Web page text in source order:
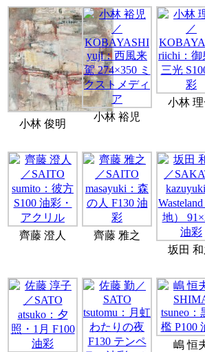
小林 俊明
小林 裕児
小林
齊藤 澄人
齊藤 雅之
坂田 和
嶋 恒